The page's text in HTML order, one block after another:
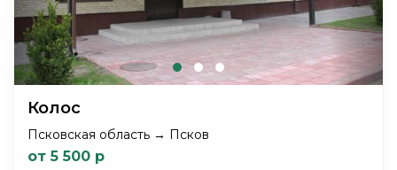
Колос
Псковская область → Псков
от 5 500 р